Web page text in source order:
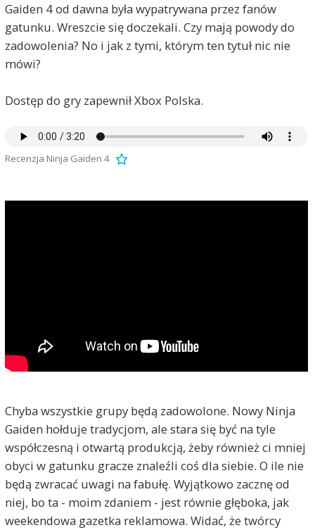
Gaiden 4 od dawna była wypatrywana przez fanów
gatunku. Wreszcie się doczekali. Czy mają powody do
zadowolenia? No i jak z tymi, którym ten tytuł nic nie
mówi?
Dostęp do gry zapewnił Xbox Polska.
Recenzja Ninja Gaiden 4
Chyba wszystkie grupy będą zadowolone. Nowy Ninja
Gaiden hołduje tradycjom, ale stara się być na tyle
współczesną i otwartą produkcją, żeby również ci mniej
obyci w gatunku gracze znaleźli coś dla siebie. O ile nie
będą zwracać uwagi na fabułę. Wyjątkowo zacznę od
niej, bo ta - moim zdaniem - jest równie głęboka, jak
weekendowa gazetka reklamowa. Widać, że twórcy